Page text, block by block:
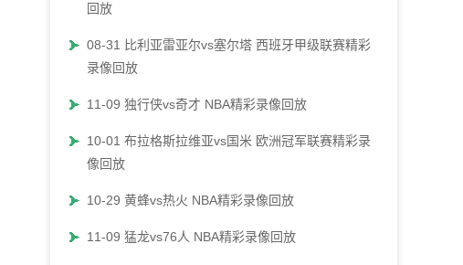
回放
08-31 比利亚雷亚尔vs塞尔塔 西班牙甲级联赛精彩
录像回放
11-09 独行侠vs奇才 NBA精彩录像回放
10-01 布拉格斯拉维亚vs国米 欧洲冠军联赛精彩录
像回放
10-29 黄蜂vs热火 NBA精彩录像回放
11-09 猛龙vs76人 NBA精彩录像回放